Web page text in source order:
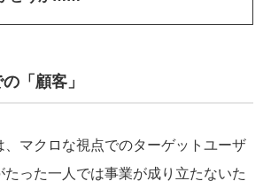
「顧客」
マクロな視点でのターゲットユーザ
った一人では事業が成り立たないた